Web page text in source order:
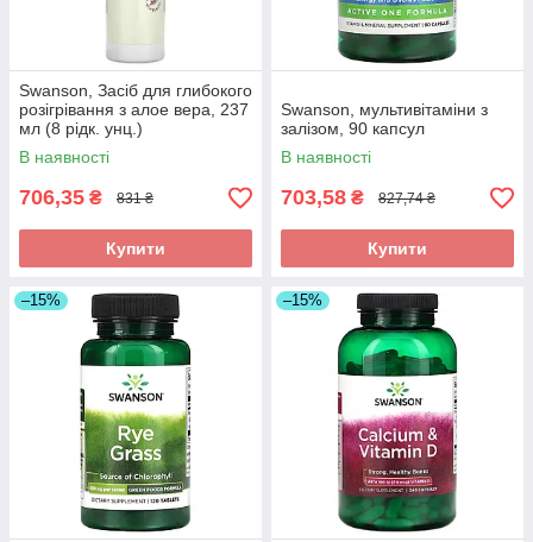
Swanson, Засіб для глибокого
розігрівання з алое вера, 237
мл (8 рідк. унц.)
В наявності
706,35 ₴ 831 ₴
Купити
Swanson, мультивітаміни з
залізом, 90 капсул
В наявності
703,58 ₴ 827,74 ₴
Купити
–15% –15%